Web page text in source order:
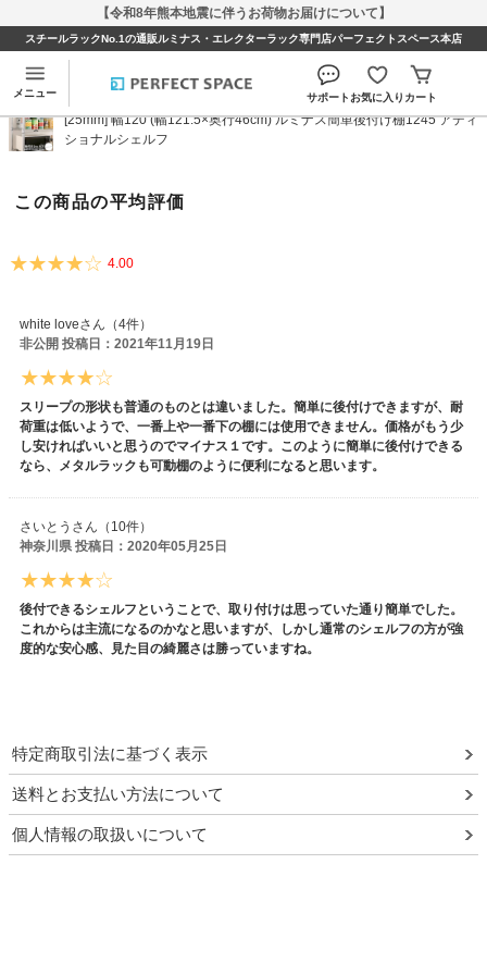
【令和8年熊本地震に伴うお荷物お届けについて】
スチールラックNo.1の通販ルミナス・エレクターラック専門店パーフェクトスペース本店
メニュー サポートお気に入り カート
[25mm] 幅120 (幅121.5×奥行46cm) ルミナス簡単後
付け棚1245 アディショナルシェルフのレビュー
[25mm] 幅120 (幅121.5×奥行46cm) ルミナス簡単後付け棚1245 アディ
ショナルシェルフ
この商品の平均評価
4.00
white loveさん（4件）
非公開 投稿日：2021年11月19日
スリープの形状も普通のものとは違いました。簡単に後付けできますが、耐
荷重は低いようで、一番上や一番下の棚には使用できません。価格がもう少
し安ければいいと思うのでマイナス１です。このように簡単に後付けできる
なら、メタルラックも可動棚のように便利になると思います。
さいとうさん（10件）
神奈川県 投稿日：2020年05月25日
後付できるシェルフということで、取り付けは思っていた通り簡単でした。
これからは主流になるのかなと思いますが、しかし通常のシェルフの方が強
度的な安心感、見た目の綺麗さは勝っていますね。
特定商取引法に基づく表示
送料とお支払い方法について
個人情報の取扱いについて